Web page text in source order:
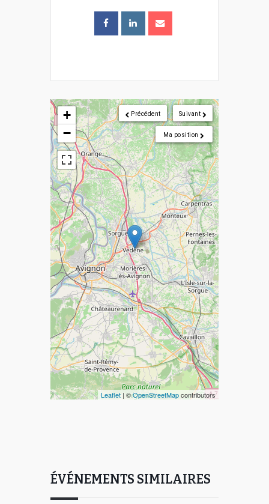
Suivant
Précédent
Ma position
+
−
Leaflet | ©OpenStreetMapcontributors
ÉVÉNEMENTS SIMILAIRES